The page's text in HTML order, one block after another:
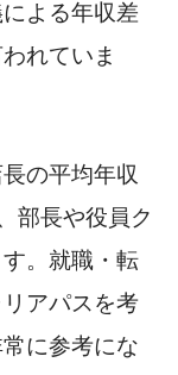
よる年収差
れていま
の平均年収
部長や役員ク
。就職・転
アパスを考
に参考にな